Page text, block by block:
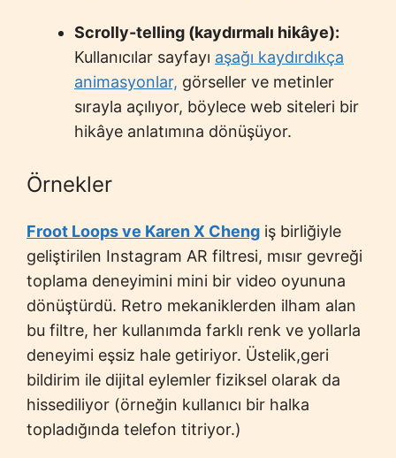
Scrolly-telling (kaydırmalı hikâye):
Kullanıcılar sayfayı aşağı kaydırdıkça
animasyonlar, görseller ve metinler
sırayla açılıyor, böylece web siteleri bir
hikâye anlatımına dönüşüyor.
Örnekler
Froot Loops ve Karen X Cheng iş birliğiyle
geliştirilen Instagram AR filtresi, mısır gevreği
toplama deneyimini mini bir video oyununa
dönüştürdü. Retro mekaniklerden ilham alan
bu filtre, her kullanımda farklı renk ve yollarla
deneyimi eşsiz hale getiriyor. Üstelik,geri
bildirim ile dijital eylemler fiziksel olarak da
hissediliyor (örneğin kullanıcı bir halka
topladığında telefon titriyor.)